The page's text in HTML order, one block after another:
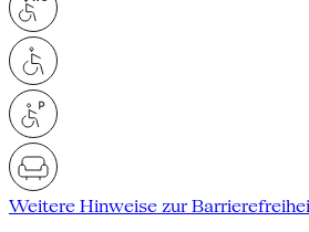
Weitere Hinweise zur